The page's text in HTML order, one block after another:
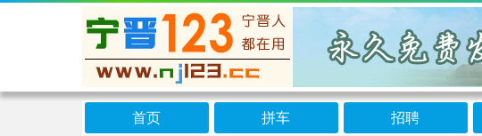
首页 拼车 招聘